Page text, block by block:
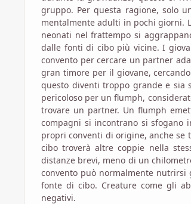
gruppo. Per questa ragione, solo
mentalmente adulti in pochi giorni.
neonati nel frattempo si
dalle fonti di cibo più vicine. I
convento per cercare un partner
gran timore per il giovane,
questo diventi troppo grande e sia
pericoloso per un flumph,
trovare un partner. Un flumph
compagni si incontrano si sfogano
propri conventi di origine, anche se
cibo troverà altre coppie nella
distanze brevi, meno di un
convento può normalmente
fonte di cibo. Creature come gli
negativi.